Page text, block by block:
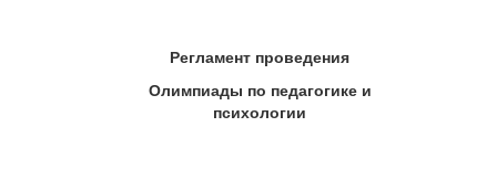
Регламент проведения
Олимпиады по педагогике и
психологии